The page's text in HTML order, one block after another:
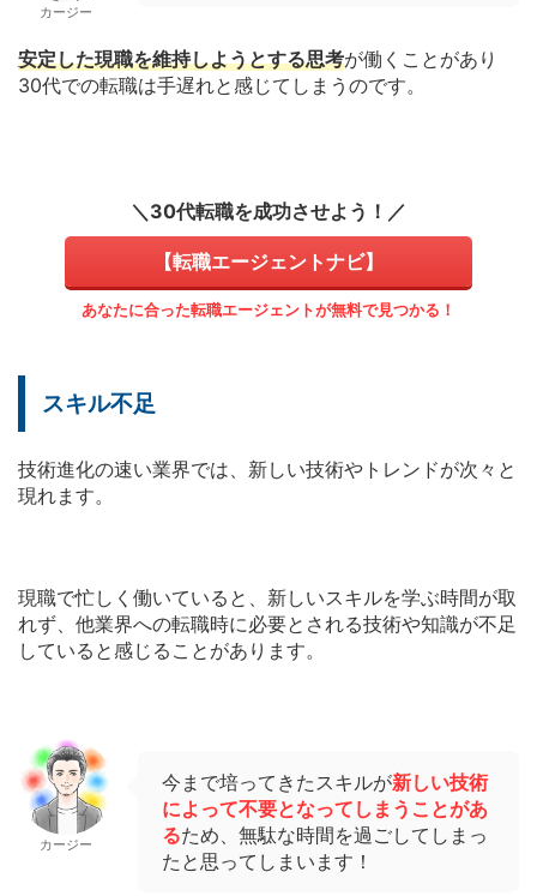
カージー
安定した現職を維持しようとする思考が働くことがあり
30代での転職は手遅れと感じてしまうのです。
＼30代転職を成功させよう！／
【転職エージェントナビ】
あなたに合った転職エージェントが無料で見つかる！
スキル不足
技術進化の速い業界では、新しい技術やトレンドが次々と
現れます。
現職で忙しく働いていると、新しいスキルを学ぶ時間が取
れず、他業界への転職時に必要とされる技術や知識が不足
していると感じることがあります。
カージー
今まで培ってきたスキルが新しい技術
によって不要となってしまうことがあ
るため、無駄な時間を過ごしてしまっ
たと思ってしまいます！